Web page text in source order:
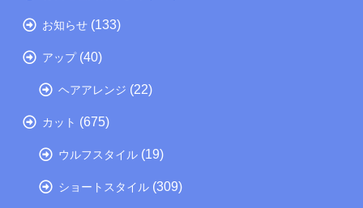
お知らせ (133)
アップ(40)
ヘアアレンジ (22)
カット (675)
ウルフスタイル (19)
ショートスタイル (309)